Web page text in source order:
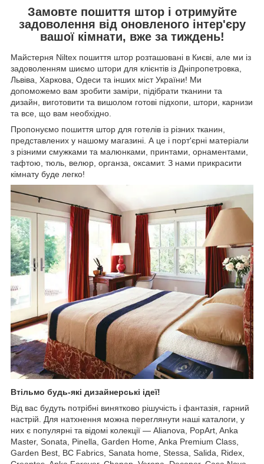
Замовте пошиття штор і отримуйте
задоволення від оновленого інтер'єру
вашої кімнати, вже за тиждень!
Майстерня Niltex пошиття штор розташовані в Києві, але ми із
задоволенням шиємо штори для клієнтів із Дніпропетровка,
Львіва, Харкова, Одеси та інших міст України! Ми
допоможемо вам зробити заміри, підібрати тканини та
дизайн, виготовити та вишолом готові підхопи, штори, карнизи
та все, що вам необхідно.
Пропонуємо пошиття штор для готелів із різних тканин,
представлених у нашому магазині. А це і порт'єрні матеріали
з різними смужками та малюнками, принтами, орнаментами,
тафтою, тюль, велюр, органза, оксамит. З нами прикрасити
кімнату буде легко!
Втільмо будь-які дизайнерські ідеї!
Від вас будуть потрібні винятково рішучість і фантазія, гарний
настрій. Для натхнення можна переглянути наші каталоги, у
них є популярні та відомі колекції — Alianova, PopArt, Anka
Master, Sonata, Pinella, Garden Home, Anka Premium Class,
Garden Best, BC Fabrics, Sanata home, Stessa, Salida, Ridex,